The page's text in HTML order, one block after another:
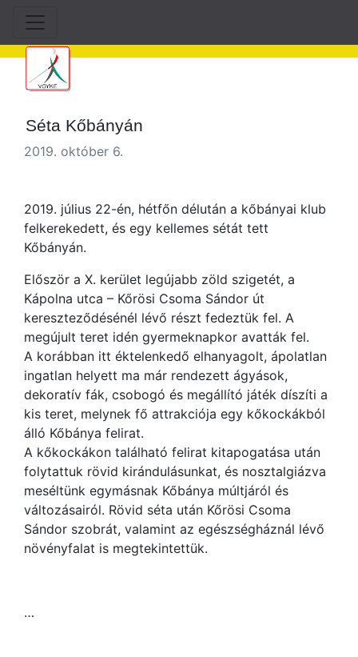
Séta Kőbányán
2019. október 6.
2019. július 22-én, hétfőn délután a kőbányai klub
felkerekedett, és egy kellemes sétát tett
Kőbányán.
Először a X. kerület legújabb zöld szigetét, a
Kápolna utca – Kőrösi Csoma Sándor út
kereszteződésénél lévő részt fedeztük fel. A
megújult teret idén gyermeknapkor avatták fel.
A korábban itt éktelenkedő elhanyagolt, ápolatlan
ingatlan helyett ma már rendezett ágyások,
dekoratív fák, csobogó és megállító játék díszíti a
kis teret, melynek fő attrakciója egy kőkockákból
álló Kőbánya felirat.
A kőkockákon található felirat kitapogatása után
folytattuk rövid kirándulásunkat, és nosztalgiázva
meséltünk egymásnak Kőbánya múltjáról és
változásairól. Rövid séta után Kőrösi Csoma
Sándor szobrát, valamint az egészségháznál lévő
növényfalat is megtekintettük.
…